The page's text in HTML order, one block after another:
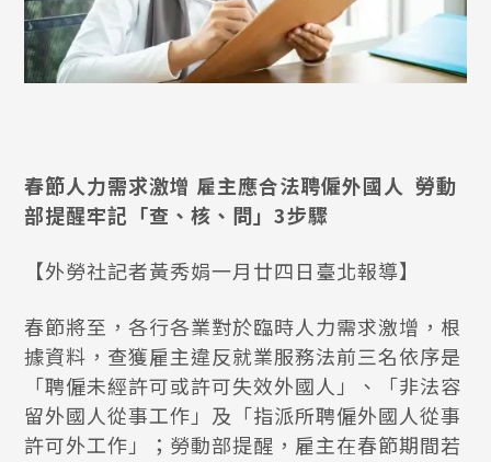
春節人力需求激增 雇主應合法聘僱外國人 勞動
部提醒牢記「查、核、問」3步驟
【外勞社記者黃秀娟一月廿四日臺北報導】
春節將至，各行各業對於臨時人力需求激增，根
據資料，查獲雇主違反就業服務法前三名依序是
「聘僱未經許可或許可失效外國人」、「非法容
留外國人從事工作」及「指派所聘僱外國人從事
許可外工作」；勞動部提醒，雇主在春節期間若